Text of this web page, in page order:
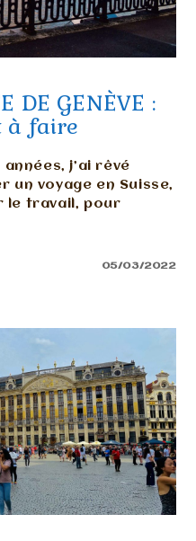
DE GENÈVE :
à faire
j’ai rêvé
voyage en Suisse,
le travail, pour
05/03/2022